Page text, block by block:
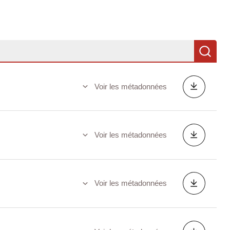
Voir les métadonnées
Voir les métadonnées
Voir les métadonnées